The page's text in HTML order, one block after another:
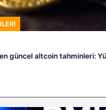
güncel altcoin tahminleri: